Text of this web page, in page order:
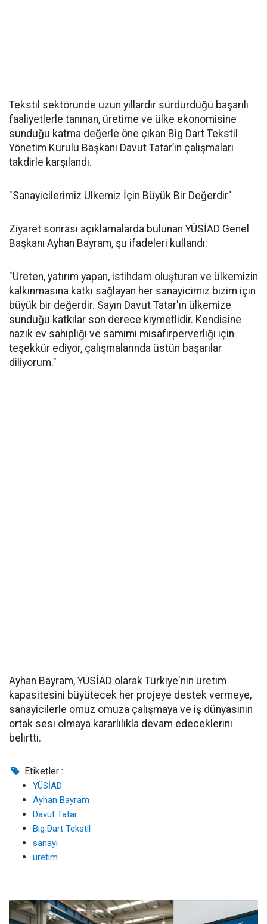
Tekstil sektöründe uzun yıllardır sürdürdüğü başarılı
faaliyetlerle tanınan, üretime ve ülke ekonomisine
sunduğu katma değerle öne çıkan Big Dart Tekstil
Yönetim Kurulu Başkanı Davut Tatar’ın çalışmaları
takdirle karşılandı.
"Sanayicilerimiz Ülkemiz İçin Büyük Bir Değerdir"
Ziyaret sonrası açıklamalarda bulunan YÜSİAD Genel
Başkanı Ayhan Bayram, şu ifadeleri kullandı:
"Üreten, yatırım yapan, istihdam oluşturan ve ülkemizin
kalkınmasına katkı sağlayan her sanayicimiz bizim için
büyük bir değerdir. Sayın Davut Tatar'ın ülkemize
sunduğu katkılar son derece kıymetlidir. Kendisine
nazik ev sahipliği ve samimi misafirperverliği için
teşekkür ediyor, çalışmalarında üstün başarılar
diliyorum."
Ayhan Bayram, YÜSİAD olarak Türkiye'nin üretim
kapasitesini büyütecek her projeye destek vermeye,
sanayicilerle omuz omuza çalışmaya ve iş dünyasının
ortak sesi olmaya kararlılıkla devam edeceklerini
belirtti.
Etiketler :
YÜSİAD
Ayhan Bayram
Davut Tatar
Big Dart Tekstil
sanayi
üretim